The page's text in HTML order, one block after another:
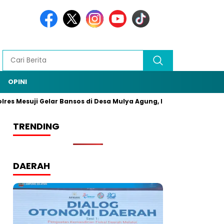
OPINI
Gelar Bansos di Desa Mulya Agung, Rangkaian HUT
TRENDING
DAERAH